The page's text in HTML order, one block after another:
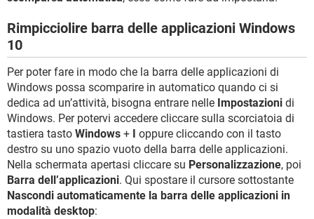
Rimpicciolire barra delle applicazioni Windows
10
Per poter fare in modo che la barra delle applicazioni di
Windows possa scomparire in automatico quando ci si
dedica ad un’attività, bisogna entrare nelle Impostazioni di
Windows. Per potervi accedere cliccare sulla scorciatoia di
tastiera tasto Windows + I oppure cliccando con il tasto
destro su uno spazio vuoto della barra delle applicazioni.
Nella schermata apertasi cliccare su Personalizzazione, poi
Barra dell’applicazioni. Qui spostare il cursore sottostante
Nascondi automaticamente la barra delle applicazioni in
modalità desktop: